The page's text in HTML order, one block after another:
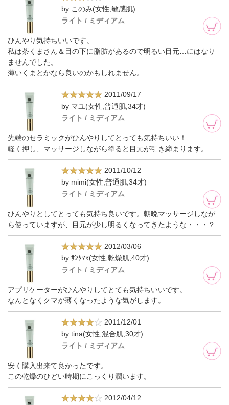
by このみ(女性,敏感肌)
ライト / ミディアム
ひんやり気持ちいいです。
私は茶くまさん＆目の下に脂肪があるので明るい目元…にはなり
ませんでした。
薄いくまとかなら良いのかもしれません。
2011/09/17
by マユ(女性,普通肌,34才)
ライト / ミディアム
先端のセラミックがひんやりしてとっても気持ちいい！
軽く押し、マッサージしながら塗ると目元が引き締まります。
2011/10/12
by mimi(女性,普通肌,34才)
ライト / ミディアム
ひんやりとしてとっても気持ち良いです。朝晩マッサージしなが
ら使っていますが、目元が少し明るくなってきたような・・・？
2012/03/06
by ｻﾝﾀﾏﾏ(女性,乾燥肌,40才)
ライト / ミディアム
アプリケーターがひんやりしてとても気持ちいいです。
なんとなくクマが薄くなったような気がします。
2011/12/01
by tina(女性,混合肌,30才)
ライト / ミディアム
安く購入出来て良かったです。
この乾燥のひどい時期にこっくり潤います。
2012/04/12